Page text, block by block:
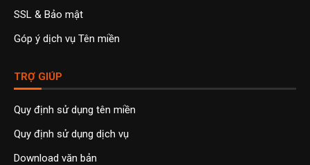
SSL & Bảo mật
Góp ý dịch vụ Tên miền
TRỢ GIÚP
Quy định sử dụng tên miền
Quy định sử dụng dịch vụ
Download văn bản